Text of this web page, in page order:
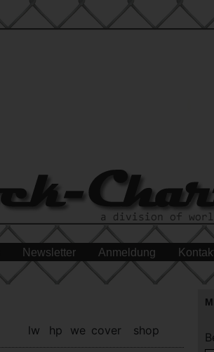
Newsletter Anmeldung
lw hp we cover shop